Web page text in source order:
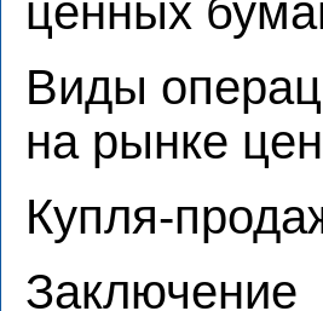
ценных
Виды
на рынке
Купля-
Заключение